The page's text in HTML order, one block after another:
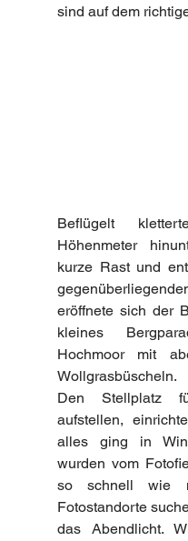
sind auf dem
Beflügelt
Höhenmeter
kurze Rast und
eröffnete sich der
kleines
Hochmoor mit
Wollgrasbüscheln.
Den Stellplatz
aufstellen,
alles ging in
wurden vom
so schnell wie
Fotostandorte
das Abendlicht.